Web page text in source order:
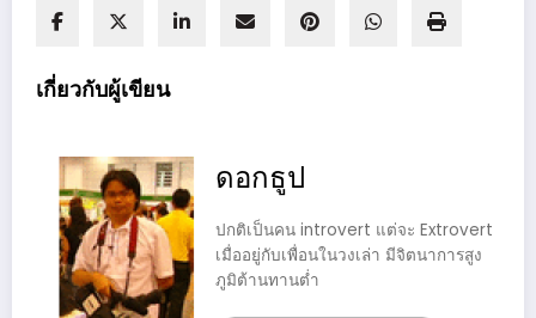
เกี่ยวกับผู้เขียน
ดอกธูป
ปกติเป็นคน introvert แต่จะ Extrovert
เมื่ออยู่กับเพื่อนในวงเล่า มีจิตนาการสูง
ภูมิต้านทานต่ำ